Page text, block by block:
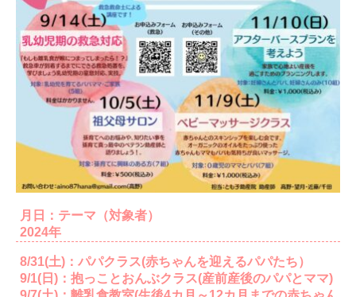
月日：テーマ（対象者）
2024年
8/31(土)：パパクラス(赤ちゃんを迎えるパパたち）
9/1(日)：抱っことおんぶクラス(産前産後のパパとママ)